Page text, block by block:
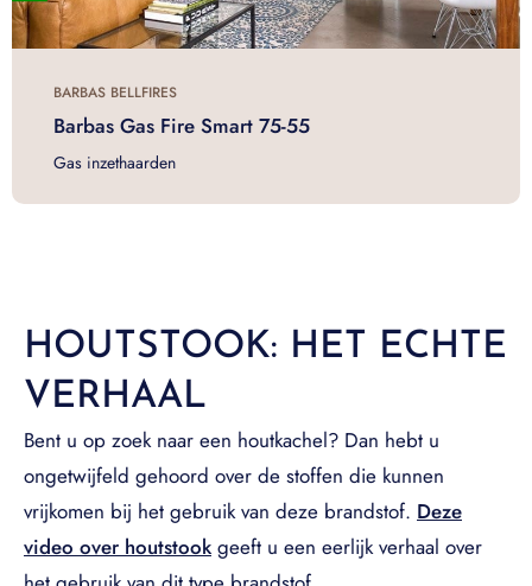
BARBAS BELLFIRES
Barbas Gas Fire Smart 75-55
Gas inzethaarden
HOUTSTOOK: HET ECHTE
VERHAAL
Bent u op zoek naar een houtkachel? Dan hebt u
ongetwijfeld gehoord over de stoffen die kunnen
vrijkomen bij het gebruik van deze brandstof. Deze
video over houtstook geeft u een eerlijk verhaal over